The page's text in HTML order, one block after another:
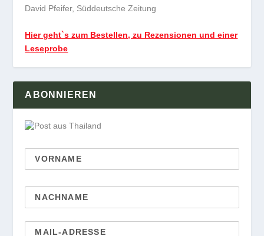
David Pfeifer, Süddeutsche Zeitung
Hier geht`s zum Bestellen, zu Rezensionen und einer
Leseprobe
ABONNIEREN